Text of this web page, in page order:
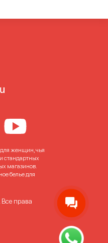
женщин, чья
стандартных
магазинов.
белье для
права